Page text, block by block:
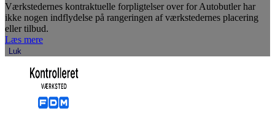
Værkstedernes kontraktuelle forpligtelser over for Autobutler har
ikke nogen indflydelse på rangeringen af værkstedernes placering
eller tilbud.
Læs mere
Luk